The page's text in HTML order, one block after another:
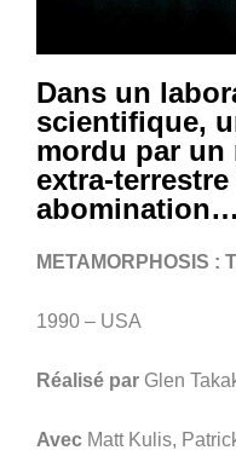
Dans un
scientifique,
mordu par un
extra-
abomination…
METAMORPHOSIS :
1990 – USA
Réalisé par Glen
Avec Matt Kulis,